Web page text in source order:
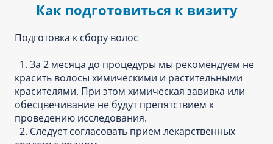
Как подготовиться к визиту
Подготовка к сбору волос
1. За 2 месяца до процедуры мы рекомендуем не
красить волосы химическими и растительными
красителями. При этом химическая завивка или
обесцвечивание не будут препятствием к
проведению исследования.
2. Следует согласовать прием лекарственных